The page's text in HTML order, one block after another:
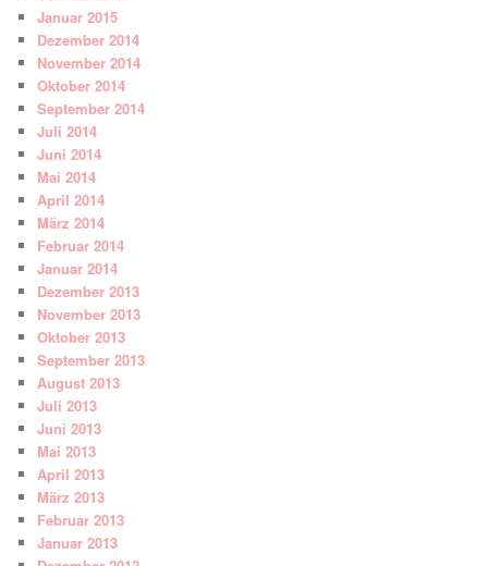
Januar 2015
Dezember 2014
November 2014
Oktober 2014
September 2014
Juli 2014
Juni 2014
Mai 2014
April 2014
März 2014
Februar 2014
Januar 2014
Dezember 2013
November 2013
Oktober 2013
September 2013
August 2013
Juli 2013
Juni 2013
Mai 2013
April 2013
März 2013
Februar 2013
Januar 2013